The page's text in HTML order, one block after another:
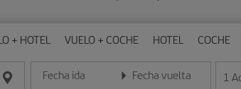
+ HOTEL VUELO + COCHE HOTEL COCHE
Fecha ida
Introduce la fecha en formato día/mes/año
Fecha vuelta
Introduce la fecha en 1